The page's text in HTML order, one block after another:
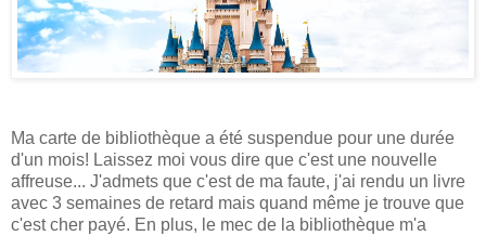
Ma carte de bibliothèque a été suspendue pour une durée
d'un mois! Laissez moi vous dire que c'est une nouvelle
affreuse... J'admets que c'est de ma faute, j'ai rendu un livre
avec 3 semaines de retard mais quand même je trouve que
c'est cher payé. En plus, le mec de la bibliothèque m'a